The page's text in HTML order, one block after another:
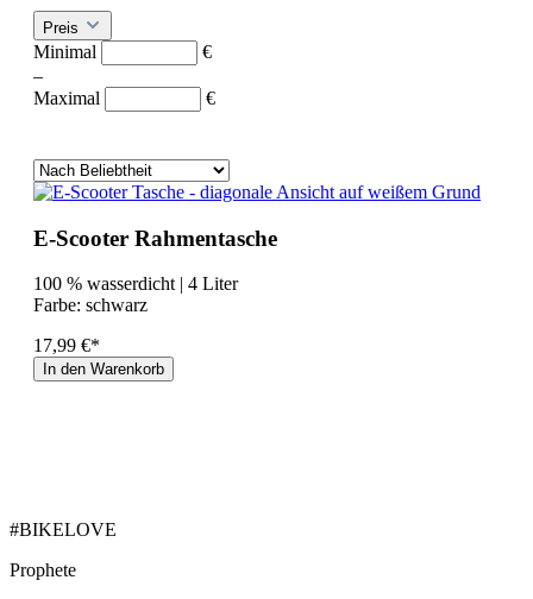
Preis
Minimal
€
–
Maximal
€
E-Scooter Rahmentasche
100 % wasserdicht | 4 Liter
Farbe: schwarz
17,99 €*
In den Warenkorb
#BIKELOVE
Prophete